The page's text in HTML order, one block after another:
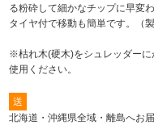
る粉砕して細かなチップに早変
タイヤ付で移動も簡単です。（
※枯れ木(硬木)をシュレッダー
使用ください。
送
北海道・沖縄県全域・離島へお